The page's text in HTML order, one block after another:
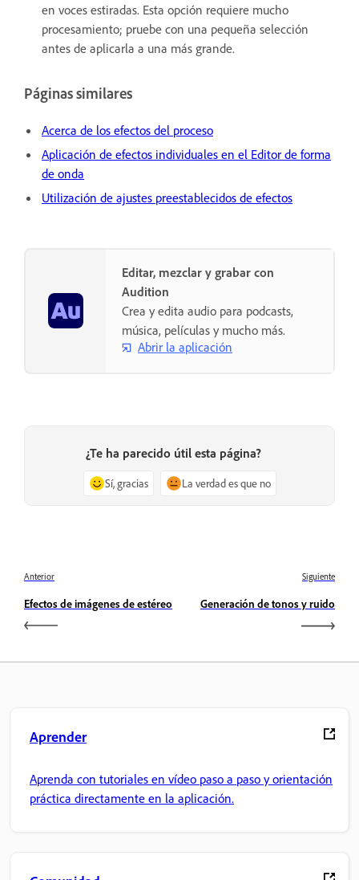
en voces estiradas. Esta opción requiere mucho
procesamiento; pruebe con una pequeña selección
antes de aplicarla a una más grande.
Páginas similares
Acerca de los efectos del proceso
Aplicación de efectos individuales en el Editor de forma
de onda
Utilización de ajustes preestablecidos de efectos
Editar, mezclar y grabar con
Audition
Crea y edita audio para podcasts,
música, películas y mucho más.
Abrir la aplicación
¿Te ha parecido útil esta página?
Sí, gracias La verdad es que no
Anterior
Efectos de imágenes de estéreo
Siguiente
Generación de tonos y ruido
Aprender
Aprenda con tutoriales en vídeo paso a paso y orientación
práctica directamente en la aplicación.